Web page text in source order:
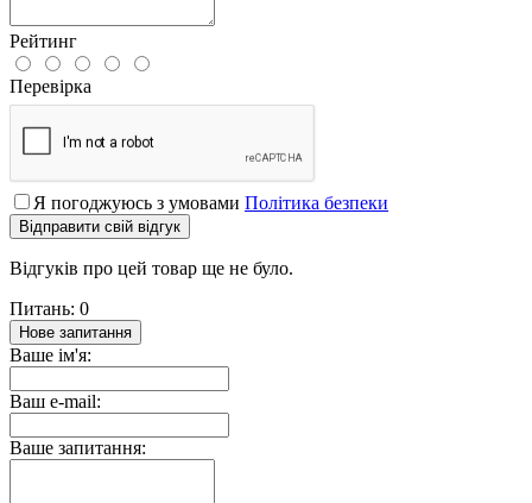
Рейтинг
Перевірка
Я погоджуюсь з умовами Політика безпеки
Відправити свій відгук
Відгуків про цей товар ще не було.
Питань: 0
Нове запитання
Ваше ім'я:
Ваш e-mail:
Ваше запитання: